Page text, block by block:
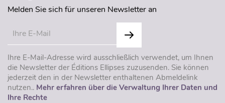
Melden Sie sich für unseren Newsletter an
Ihre E-Mail-Adresse wird ausschließlich verwendet, um Ihnen
die Newsletter der Éditions Ellipses zuzusenden. Sie können
jederzeit den in der Newsletter enthaltenen Abmeldelink
nutzen.. Mehr erfahren über die Verwaltung Ihrer Daten und
Ihre Rechte